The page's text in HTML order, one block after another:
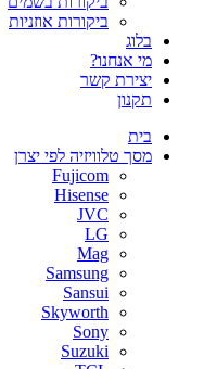
ביקורות אוזניות
בלוג
מי אנחנו?
יצירת קשר
תקנון
בית
מסך טלוויזיה לפי יצרן
Fujicom
Hisense
JVC
LG
Mag
Samsung
Sansui
Skyworth
Sony
Suzuki